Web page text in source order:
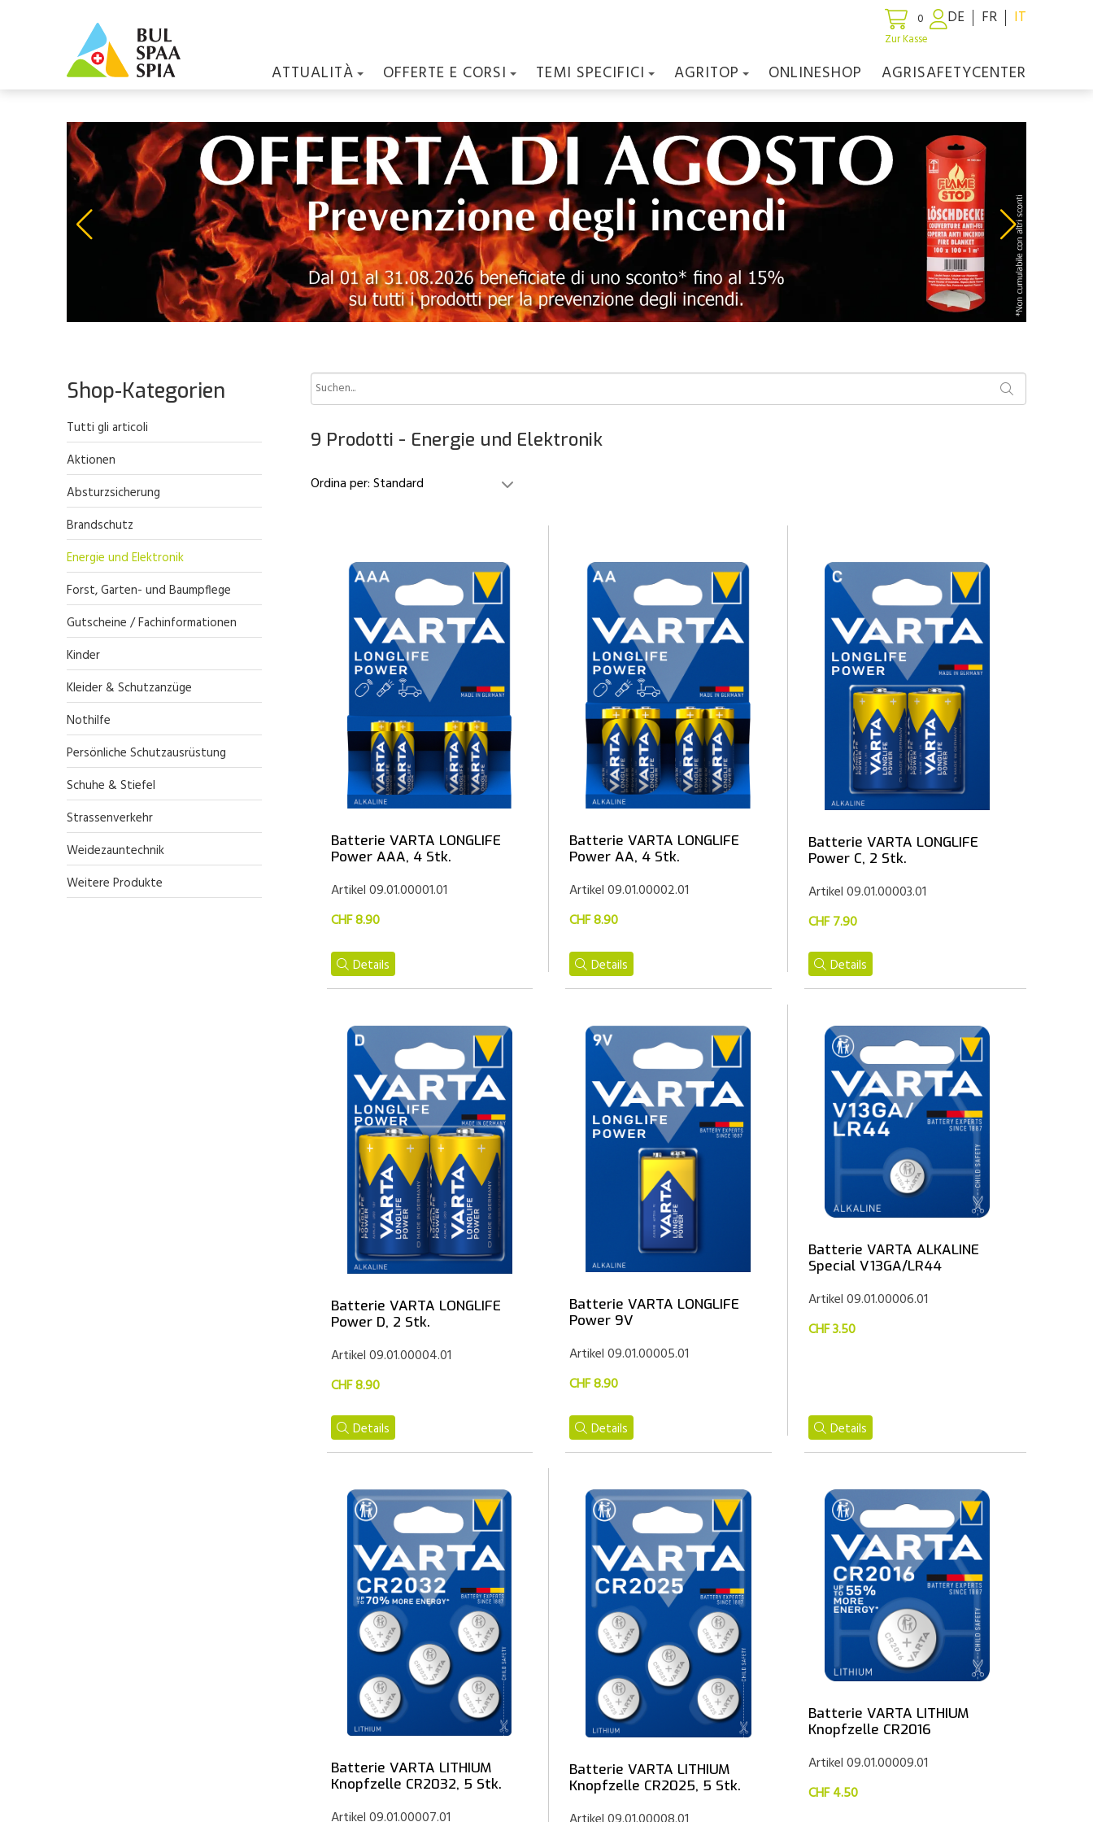
0
Zur Kasse
DE FR IT
ATTUALITÀ OFFERTE E CORSI TEMI SPECIFICI AGRITOP ONLINESHOP AGRISAFETYCENTER
Shop-Kategorien
Tutti gli articoli
Aktionen
Absturzsicherung
Brandschutz
Energie und Elektronik
Forst, Garten- und Baumpflege
Gutscheine / Fachinformationen
Kinder
Kleider & Schutzanzüge
Nothilfe
Persönliche Schutzausrüstung
Schuhe & Stiefel
Strassenverkehr
Weidezauntechnik
Weitere Produkte
9 Prodotti - Energie und Elektronik
Ordina per:Standard
Batterie VARTA LONGLIFE
Power AAA, 4 Stk.
Artikel 09.01.00001.01
CHF 8.90
Details
Batterie VARTA LONGLIFE
Power AA, 4 Stk.
Artikel 09.01.00002.01
CHF 8.90
Details
Batterie VARTA LONGLIFE
Power C, 2 Stk.
Artikel 09.01.00003.01
CHF 7.90
Details
Batterie VARTA LONGLIFE
Power D, 2 Stk.
Artikel 09.01.00004.01
CHF 8.90
Details
Batterie VARTA LONGLIFE
Power 9V
Artikel 09.01.00005.01
CHF 8.90
Details
Batterie VARTA ALKALINE
Special V13GA/LR44
Artikel 09.01.00006.01
CHF 3.50
Details
Batterie VARTA LITHIUM
Knopfzelle CR2032, 5 Stk.
Batterie VARTA LITHIUM
Knopfzelle CR2025, 5 Stk.
Batterie VARTA LITHIUM
Knopfzelle CR2016
Artikel 09.01.00009.01
CHF 4.50